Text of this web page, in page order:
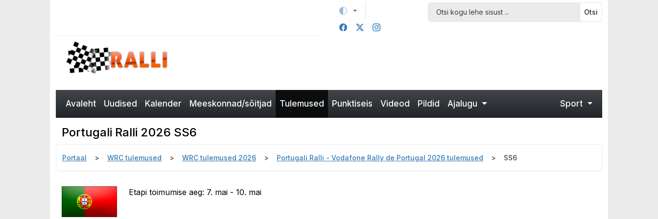
Otsi
Avaleht Uudised Kalender Meeskonnad/sõitjad Tulemused Punktiseis Videod Pildid Ajalugu Sport
Portugali Ralli 2026 SS6
Portaal WRC tulemused WRC tulemused 2026 Portugali Ralli - Vodafone Rally de Portugal 2026 tulemused SS6
Etapi toimumise aeg: 7. mai - 10. mai